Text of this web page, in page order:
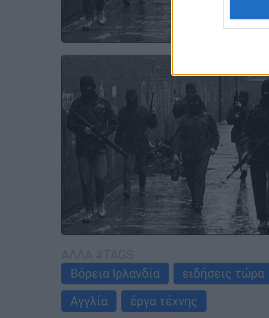
Βόρεια Ιρλανδία
ειδήσεις τώρα
Αγγλία
έργα τέχνης